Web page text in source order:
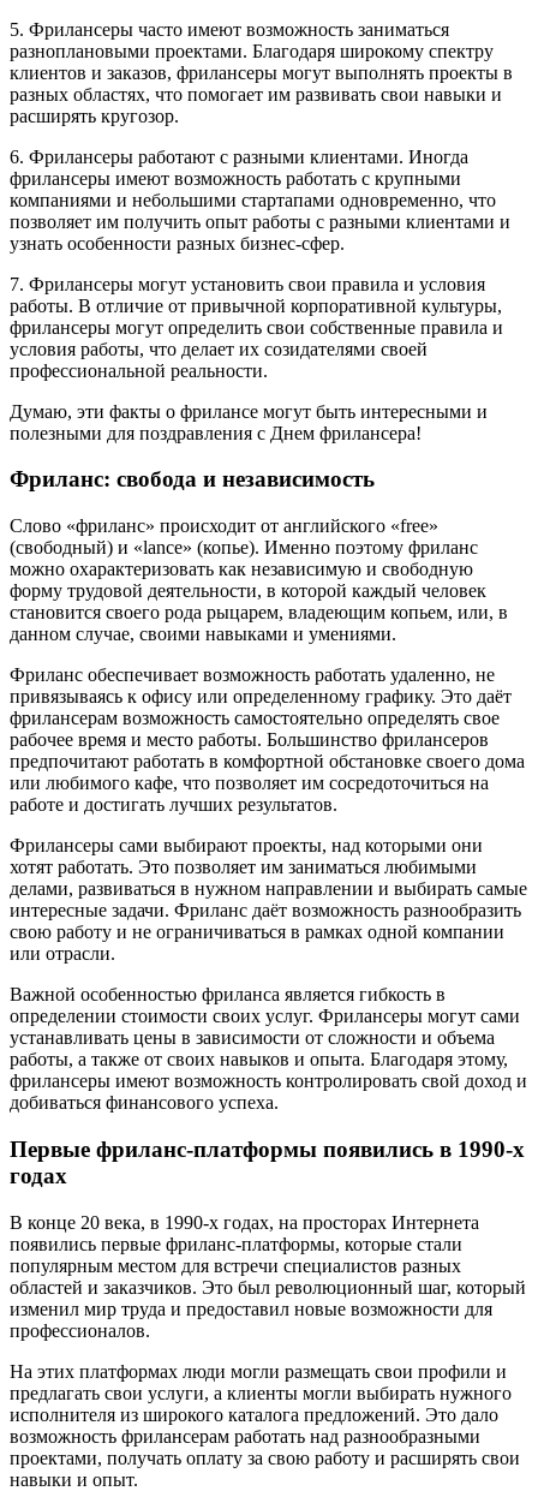
5. Фрилансеры часто имеют возможность заниматься
разноплановыми проектами. Благодаря широкому спектру
клиентов и заказов, фрилансеры могут выполнять проекты в
разных областях, что помогает им развивать свои навыки и
расширять кругозор.
6. Фрилансеры работают с разными клиентами. Иногда
фрилансеры имеют возможность работать с крупными
компаниями и небольшими стартапами одновременно, что
позволяет им получить опыт работы с разными клиентами и
узнать особенности разных бизнес-сфер.
7. Фрилансеры могут установить свои правила и условия
работы. В отличие от привычной корпоративной культуры,
фрилансеры могут определить свои собственные правила и
условия работы, что делает их созидателями своей
профессиональной реальности.
Думаю, эти факты о фрилансе могут быть интересными и
полезными для поздравления с Днем фрилансера!
Фриланс: свобода и независимость
Слово «фриланс» происходит от английского «free»
(свободный) и «lance» (копье). Именно поэтому фриланс
можно охарактеризовать как независимую и свободную
форму трудовой деятельности, в которой каждый человек
становится своего рода рыцарем, владеющим копьем, или, в
данном случае, своими навыками и умениями.
Фриланс обеспечивает возможность работать удаленно, не
привязываясь к офису или определенному графику. Это даёт
фрилансерам возможность самостоятельно определять свое
рабочее время и место работы. Большинство фрилансеров
предпочитают работать в комфортной обстановке своего дома
или любимого кафе, что позволяет им сосредоточиться на
работе и достигать лучших результатов.
Фрилансеры сами выбирают проекты, над которыми они
хотят работать. Это позволяет им заниматься любимыми
делами, развиваться в нужном направлении и выбирать самые
интересные задачи. Фриланс даёт возможность разнообразить
свою работу и не ограничиваться в рамках одной компании
или отрасли.
Важной особенностью фриланса является гибкость в
определении стоимости своих услуг. Фрилансеры могут сами
устанавливать цены в зависимости от сложности и объема
работы, а также от своих навыков и опыта. Благодаря этому,
фрилансеры имеют возможность контролировать свой доход и
добиваться финансового успеха.
Первые фриланс-платформы появились в 1990-х
годах
В конце 20 века, в 1990-х годах, на просторах Интернета
появились первые фриланс-платформы, которые стали
популярным местом для встречи специалистов разных
областей и заказчиков. Это был революционный шаг, который
изменил мир труда и предоставил новые возможности для
профессионалов.
На этих платформах люди могли размещать свои профили и
предлагать свои услуги, а клиенты могли выбирать нужного
исполнителя из широкого каталога предложений. Это дало
возможность фрилансерам работать над разнообразными
проектами, получать оплату за свою работу и расширять свои
навыки и опыт.